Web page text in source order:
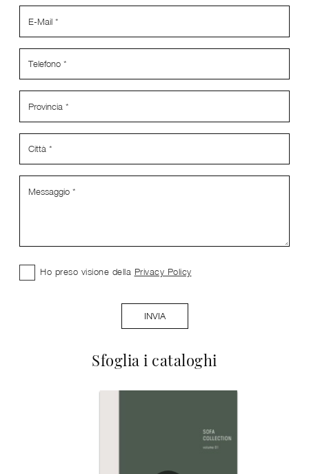
Sfoglia i cataloghi
Ho preso visione della Privacy Policy
INVIA